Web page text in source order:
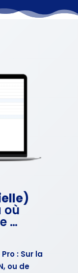
où
…
: Sur la
ou de